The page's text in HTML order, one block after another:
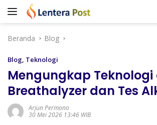
Langsung
Beranda
Blog
Blog, Teknologi
Mengungkap Teknologi
Breathalyzer dan Tes
Arjun Permono
30 Mei 2026 13:46 WIB